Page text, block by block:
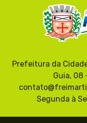
Prefeitura da
Guia, 08
Segunda à